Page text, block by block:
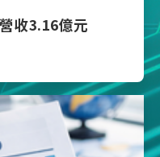
收3.16億元